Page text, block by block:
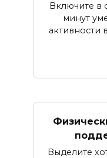
Включите в
минут
активности
Выделите